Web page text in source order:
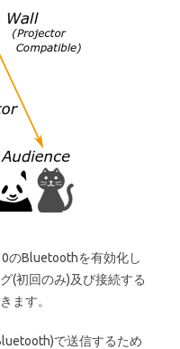
のBluetoothを有効化し
(初回のみ)及び接続する
ます。
で送信するため